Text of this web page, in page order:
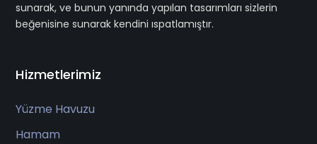
sunarak, ve bunun yanında yapılan tasarımları sizlerin
beğenisine sunarak kendini ıspatlamıştır.
Hizmetlerimiz
Yüzme Havuzu
Hamam